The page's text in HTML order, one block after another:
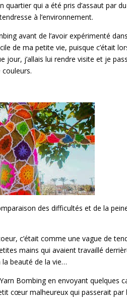
quartier qui a été pris d’assaut par
à l’environnement.
avant de l’avoir expérimenté
de ma petite vie, puisque c’était
jour, j’allais lui rendre visite et je
des difficultés et de la
c’était comme une vague de
mains qui avaient travaillé
la beauté de la vie…
Bombing en envoyant quelques
cœur malheureux qui passerait par